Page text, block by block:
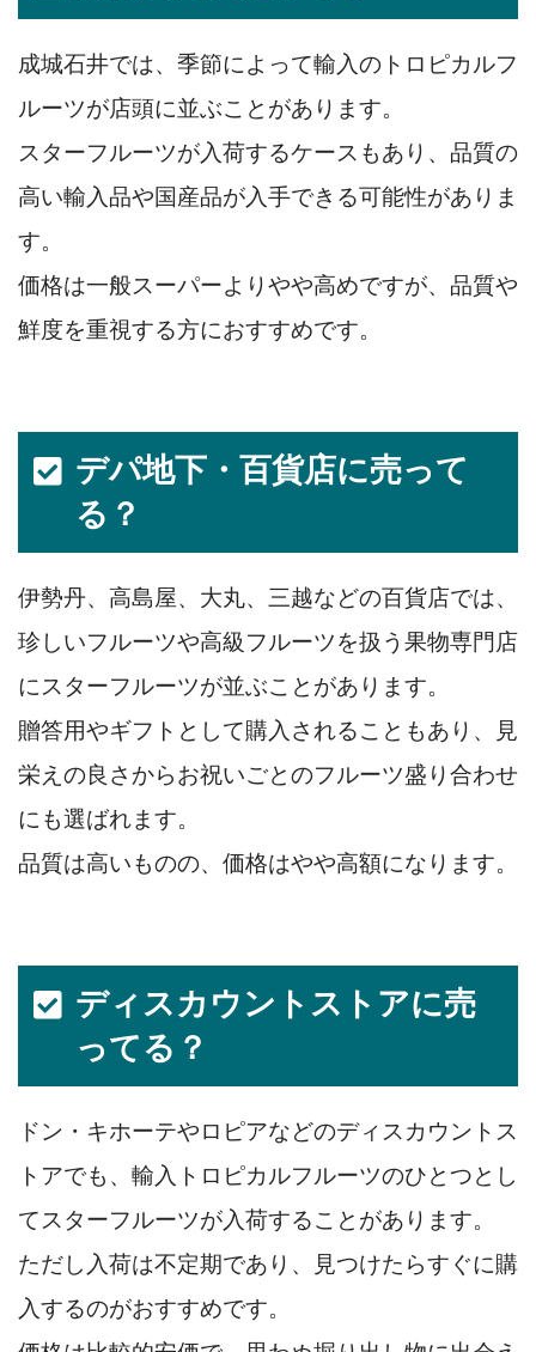
成城石井では、季節によって輸入のトロピカルフ
ルーツが店頭に並ぶことがあります。
スターフルーツが入荷するケースもあり、品質の
高い輸入品や国産品が入手できる可能性がありま
す。
価格は一般スーパーよりやや高めですが、品質や
鮮度を重視する方におすすめです。
デパ地下・百貨店に売って
る？
伊勢丹、高島屋、大丸、三越などの百貨店では、
珍しいフルーツや高級フルーツを扱う果物専門店
にスターフルーツが並ぶことがあります。
贈答用やギフトとして購入されることもあり、見
栄えの良さからお祝いごとのフルーツ盛り合わせ
にも選ばれます。
品質は高いものの、価格はやや高額になります。
ディスカウントストアに売
ってる？
ドン・キホーテやロピアなどのディスカウントス
トアでも、輸入トロピカルフルーツのひとつとし
てスターフルーツが入荷することがあります。
ただし入荷は不定期であり、見つけたらすぐに購
入するのがおすすめです。